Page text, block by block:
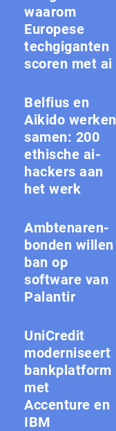
waarom
Europese
techgiganten
scoren met ai
Belfius en
Aikido werken
samen: 200
ethische ai-
hackers aan
het werk
Amb­te­na­ren­
bon­den willen
ban op
software van
Palantir
UniCredit
moderniseert
bankplatform
met
Accenture en
IBM